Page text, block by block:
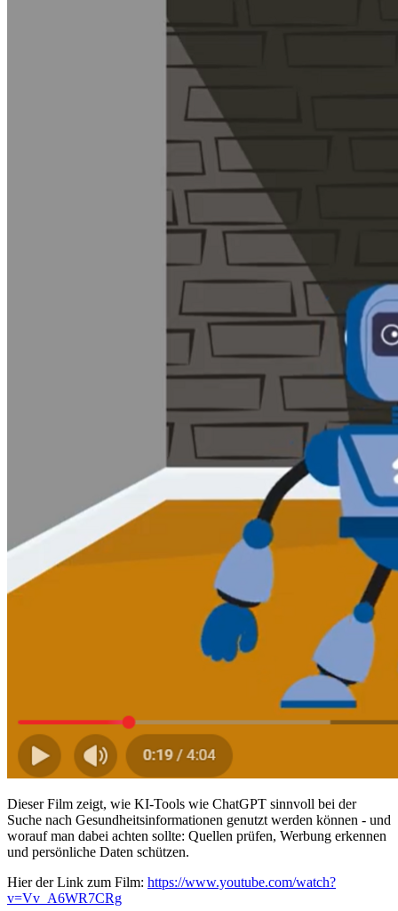
Dieser Film zeigt, wie KI-Tools wie ChatGPT sinnvoll bei der
Suche nach Gesundheitsinformationen genutzt werden können - und
worauf man dabei achten sollte: Quellen prüfen, Werbung erkennen
und persönliche Daten schützen.
Hier der Link zum Film: https://www.youtube.com/watch?
v=Vv_A6WR7CRg